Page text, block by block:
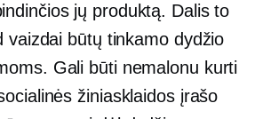
jų produktą. Dalis to
vaizdai būtų tinkamo dydžio
Gali būti nemalonu kurti
žiniasklaidos įrašo